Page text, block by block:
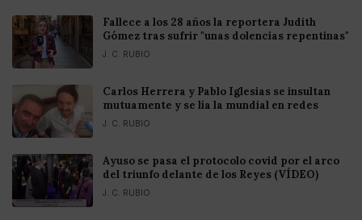
Fallece a los 28 años la reportera Judith
Gómez tras sufrir "unas dolencias repentinas"
J. C. RUBIO
Carlos Herrera y Pablo Iglesias se insultan
mutuamente y se lía la mundial en redes
J. C. RUBIO
Ayuso se pasa el protocolo covid por el arco
del triunfo delante de los Reyes (VÍDEO)
J. C. RUBIO